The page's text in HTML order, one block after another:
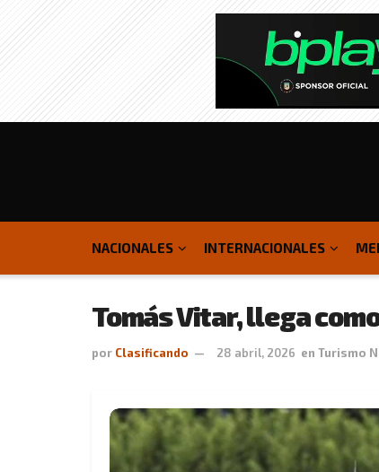
NACIONALES INTERNACIONALES
Tomás Vitar, llega
por Clasificando 28 abril, 2026 en Turismo